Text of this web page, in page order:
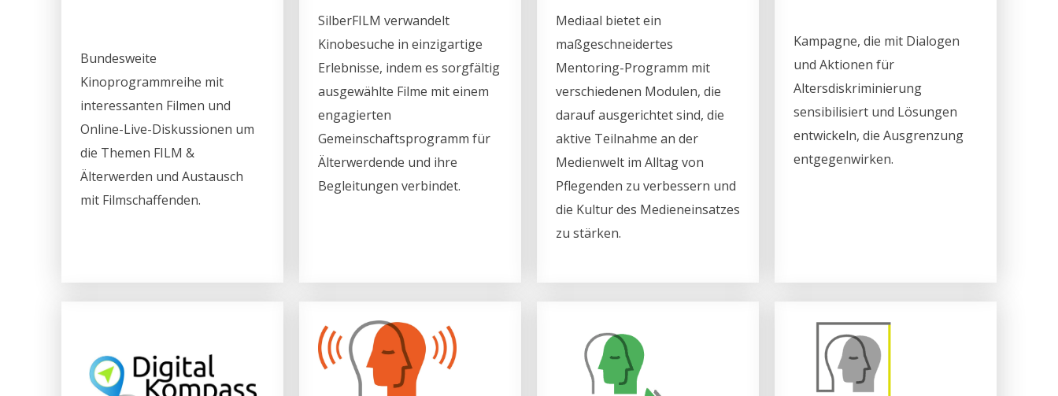
Bundesweite
Kinoprogrammreihe mit
interessanten Filmen und
Online-Live-Diskussionen um
die Themen FILM &
Älterwerden und Austausch
mit Filmschaffenden.
SilberFILM verwandelt
Kinobesuche in einzigartige
Erlebnisse, indem es sorgfältig
ausgewählte Filme mit einem
engagierten
Gemeinschaftsprogramm für
Älterwerdende und ihre
Begleitungen verbindet.
Mediaal bietet ein
maßgeschneidertes
Mentoring-Programm mit
verschiedenen Modulen, die
darauf ausgerichtet sind, die
aktive Teilnahme an der
Medienwelt im Alltag von
Pflegenden zu verbessern und
die Kultur des Medieneinsatzes
zu stärken.
Kampagne, die mit Dialogen
und Aktionen für
Altersdiskriminierung
sensibilisiert und Lösungen
entwickeln, die Ausgrenzung
entgegenwirken.